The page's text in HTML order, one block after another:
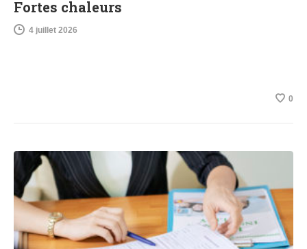
Fortes chaleurs
4 juillet 2026
0